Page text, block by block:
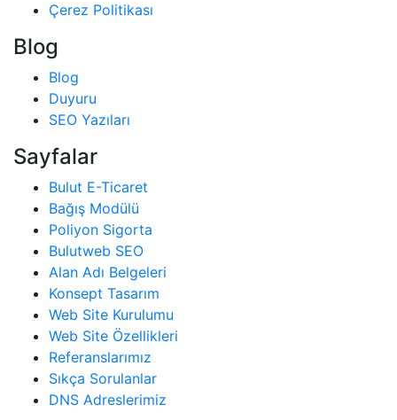
Çerez Politikası
Blog
Blog
Duyuru
SEO Yazıları
Sayfalar
Bulut E-Ticaret
Bağış Modülü
Poliyon Sigorta
Bulutweb SEO
Alan Adı Belgeleri
Konsept Tasarım
Web Site Kurulumu
Web Site Özellikleri
Referanslarımız
Sıkça Sorulanlar
DNS Adreslerimiz